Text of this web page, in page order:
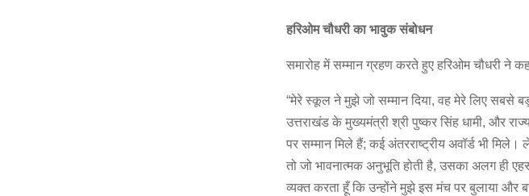
हरिओमचौधरीकाभावुकसंबोधन
समारोह में सम्मान ग्रहण करते हुए हरिओम चौधरी ने
“मेरे स्कूल ने मुझे जो सम्मान दिया, वह मेरे लिए सबसे
उत्तराखंड के मुख्यमंत्री श्री पुष्कर सिंह धामी, और
पर सम्मान मिले हैं; कई अंतरराष्ट्रीय अवॉर्ड भी
तो जो भावनात्मक अनुभूति होती है, उसका अलग ही
व्यक्त करता हूँ कि उन्होंने मुझे इस मंच पर बुलाया और